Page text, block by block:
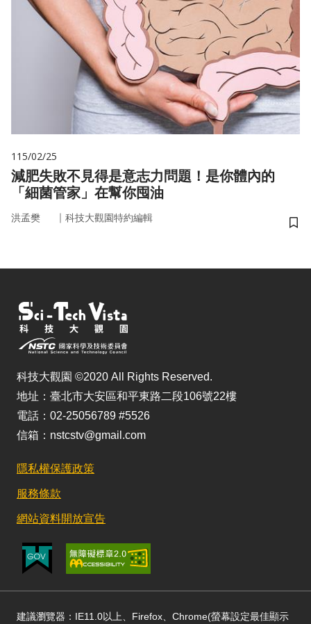
115/02/25
減肥失敗不見得是意志力問題！是你體內的
「細菌管家」在幫你囤油
洪孟樊 ｜ 科技大觀園特約編輯
儲
科技大觀園 ©2020 All Rights Reserved.
地址：臺北市大安區和平東路二段106號22樓
電話：02-25056789 #5526
信箱：nstcstv@gmail.com
隱私權保護政策
服務條款
網站資料開放宣告
建議瀏覽器：IE11.0以上、Firefox、Chrome(螢幕設定最佳顯示